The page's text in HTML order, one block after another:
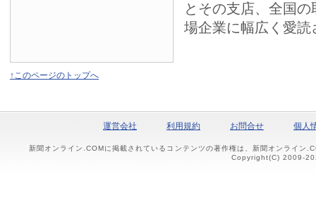
とその支店、全国
場企業に幅広く愛読
↑このページのトップへ
運営会社 利用規約 お問合せ 個人
新聞オンライン.COMに掲載されているコンテンツの著作権は、新聞オンライン
Copyright(C) 2009-